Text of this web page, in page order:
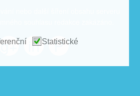
nebo další šíření obsahu serveru
souhlasu redakce zakázáno.
g+ in P
Statistické